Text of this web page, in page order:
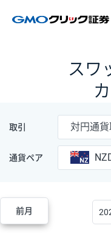
スワ
取引 対円通貨
通貨ペア
前月